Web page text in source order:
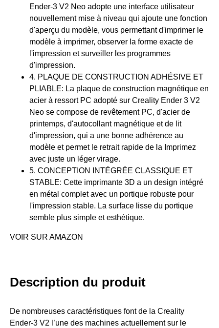
Ender-3 V2 Neo adopte une interface utilisateur
nouvellement mise à niveau qui ajoute une fonction
d'aperçu du modèle, vous permettant d'imprimer le
modèle à imprimer, observer la forme exacte de
l'impression et surveiller les programmes
d'impression.
4. PLAQUE DE CONSTRUCTION ADHÉSIVE ET
PLIABLE: La plaque de construction magnétique en
acier à ressort PC adopté sur Creality Ender 3 V2
Neo se compose de revêtement PC, d'acier de
printemps, d'autocollant magnétique et de lit
d'impression, qui a une bonne adhérence au
modèle et permet le retrait rapide de la Imprimez
avec juste un léger virage.
5. CONCEPTION INTÉGRÉE CLASSIQUE ET
STABLE: Cette imprimante 3D a un design intégré
en métal complet avec un portique robuste pour
l'impression stable. La surface lisse du portique
semble plus simple et esthétique.
VOIR SUR AMAZON
Description du produit
De nombreuses caractéristiques font de la Creality
Ender-3 V2 l’une des machines actuellement sur le